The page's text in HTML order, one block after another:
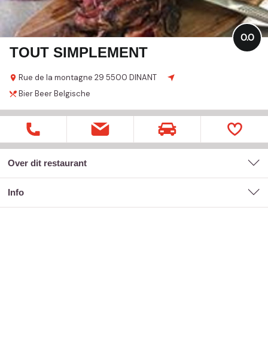
TOUT SIMPLEMENT
Rue de la montagne 29 5500 DINANT
0.0
BierBeerBelgische
Over dit restaurant
Info